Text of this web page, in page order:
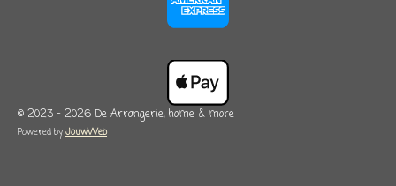
© 2023 - 2026 De Arrangerie, home & more
Powered byJouwWeb